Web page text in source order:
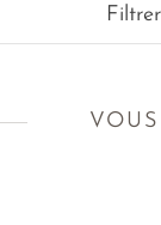
Filtrer